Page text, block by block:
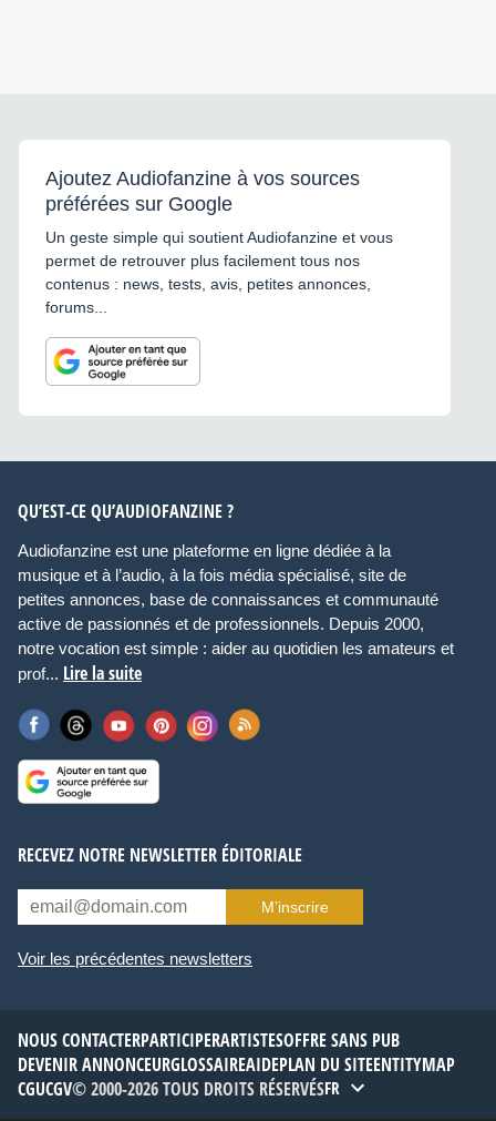
Ajoutez Audiofanzine à vos sources
préférées sur Google
Un geste simple qui soutient Audiofanzine et vous
permet de retrouver plus facilement tous nos
contenus : news, tests, avis, petites annonces,
forums...
QU’EST-CE QU’AUDIOFANZINE ?
Audiofanzine est une plateforme en ligne dédiée à la
musique et à l’audio, à la fois média spécialisé, site de
petites annonces, base de connaissances et communauté
active de passionnés et de professionnels. Depuis 2000,
notre vocation est simple : aider au quotidien les amateurs et
prof... Lire la suite
RECEVEZ NOTRE NEWSLETTER ÉDITORIALE
M’inscrire
Voir les précédentes newsletters
NOUS CONTACTERPARTICIPERARTISTESOFFRE SANS PUB
DEVENIR ANNONCEURGLOSSAIREAIDEPLAN DU SITEENTITYMAP
CGUCGV© 2000-2026 TOUS DROITS RÉSERVÉSFR